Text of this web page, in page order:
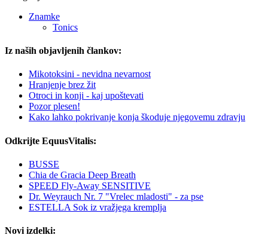
Znamke
Tonics
Iz naših objavljenih člankov:
Mikotoksini - nevidna nevarnost
Hranjenje brez žit
Otroci in konji - kaj upoštevati
Pozor plesen!
Kako lahko pokrivanje konja škoduje njegovemu zdravju
Odkrijte EquusVitalis:
BUSSE
Chia de Gracia Deep Breath
SPEED Fly-Away SENSITIVE
Dr. Weyrauch Nr. 7 "Vrelec mladosti" - za pse
ESTELLA Sok iz vražjega kremplja
Novi izdelki: